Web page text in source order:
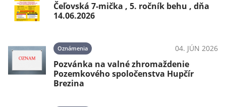
Čeľovská 7-mička , 5. ročník behu , dňa
14.06.2026
Oznámenia 04. JÚN 2026
Pozvánka na valné zhromaždenie
Pozemkového spoločenstva Hupčír
Brezina